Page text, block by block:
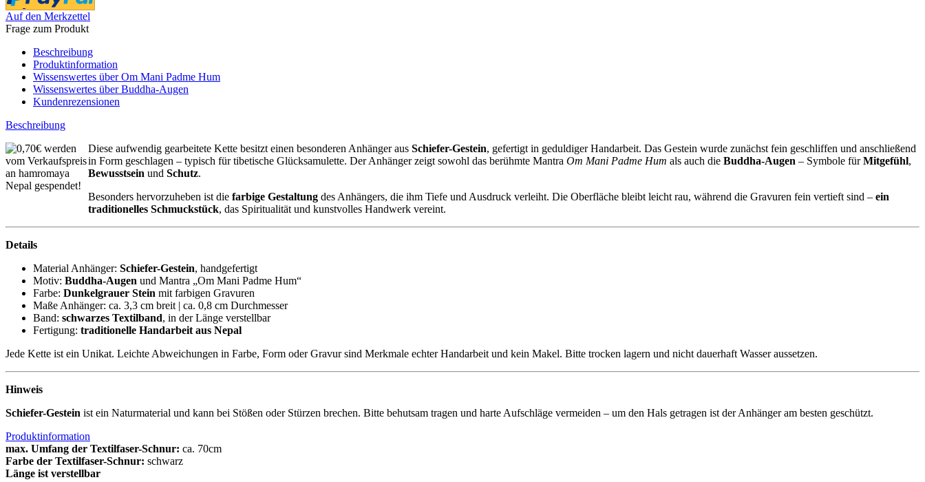
Auf den Merkzettel
Frage zum Produkt
Beschreibung
Produktinformation
Wissenswertes über Om Mani Padme Hum
Wissenswertes über Buddha-Augen
Kundenrezensionen
Beschreibung
Diese aufwendig gearbeitete Kette besitzt einen besonderen Anhänger aus Schiefer-Gestein, gefertigt in geduldiger Handarbeit. Das Gestein wurde zunächst fein geschliffen und anschließend
in Form geschlagen – typisch für tibetische Glücksamulette. Der Anhänger zeigt sowohl das berühmte Mantra Om Mani Padme Hum als auch die Buddha-Augen – Symbole fürMitgefühl,
Bewusstsein und Schutz.
Besonders hervorzuheben ist die farbige Gestaltung des Anhängers, die ihm Tiefe und Ausdruck verleiht. Die Oberfläche bleibt leicht rau, während die Gravuren fein vertieft sind – ein
traditionelles Schmuckstück, das Spiritualität und kunstvolles Handwerk vereint.
Details
Material Anhänger: Schiefer-Gestein, handgefertigt
Motiv: Buddha-Augen und Mantra „Om Mani Padme Hum“
Farbe: Dunkelgrauer Stein mit farbigen Gravuren
Maße Anhänger: ca. 3,3 cm breit | ca. 0,8 cm Durchmesser
Band: schwarzes Textilband, in der Länge verstellbar
Fertigung: traditionelle Handarbeit aus Nepal
Jede Kette ist ein Unikat. Leichte Abweichungen in Farbe, Form oder Gravur sind Merkmale echter Handarbeit und kein Makel. Bitte trocken lagern und nicht dauerhaft Wasser aussetzen.
Hinweis
Schiefer-Gestein ist ein Naturmaterial und kann bei Stößen oder Stürzen brechen. Bitte behutsam tragen und harte Aufschläge vermeiden – um den Hals getragen ist der Anhänger am besten geschützt.
Produktinformation
max. Umfang der Textilfaser-Schnur: ca. 70cm
Farbe der Textilfaser-Schnur: schwarz
Länge ist verstellbar